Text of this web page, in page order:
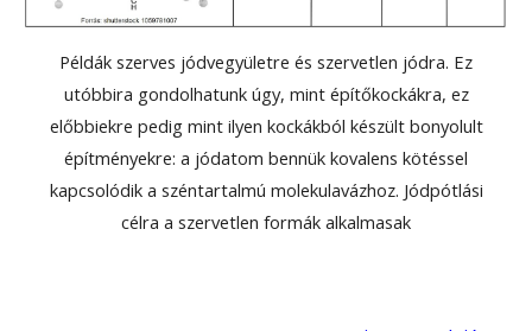
Példák szerves jódvegyületre és szervetlen jódra. Ez
utóbbira gondolhatunk úgy, mint építőkockákra, ez
előbbiekre pedig mint ilyen kockákból készült bonyolult
építményekre: a jódatom bennük kovalens kötéssel
kapcsolódik a széntartalmú molekulavázhoz. Jódpótlási
célra a szervetlen formák alkalmasak